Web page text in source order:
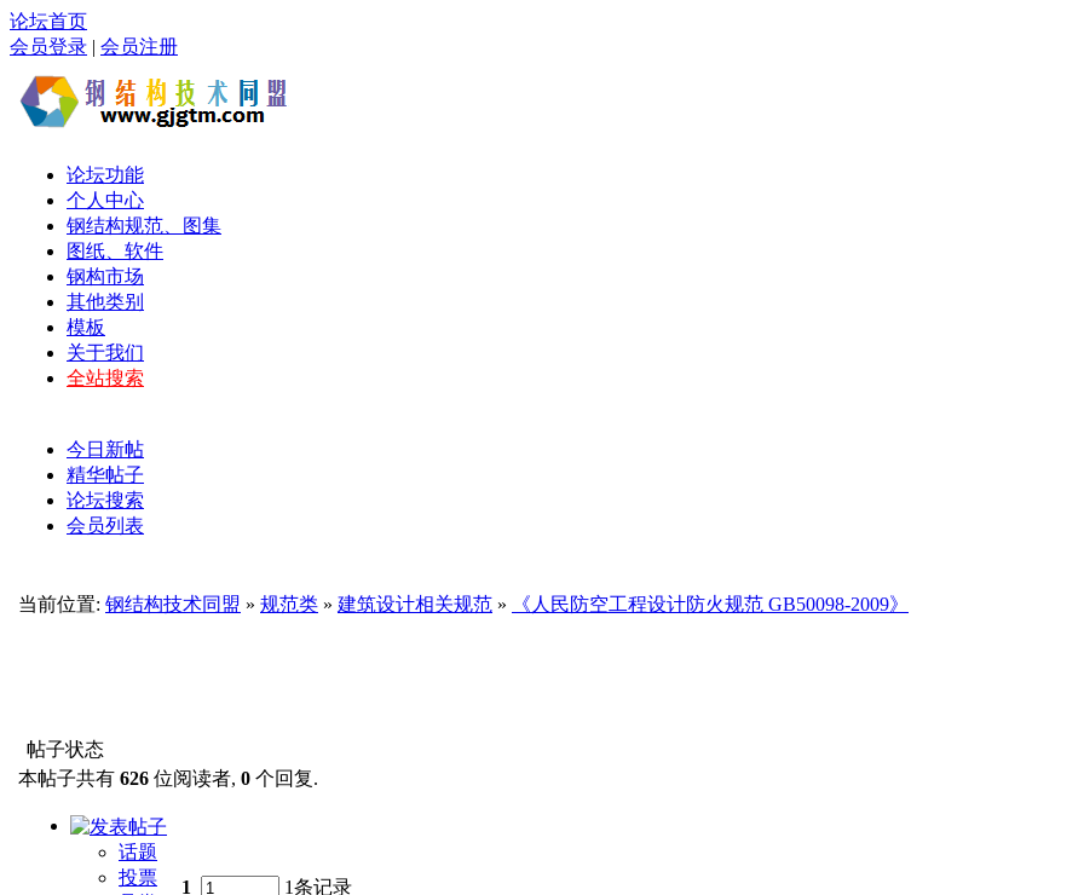
论坛首页
会员登录 | 会员注册
论坛功能
个人中心
钢结构规范、图集
图纸、软件
钢构市场
其他类别
模板
关于我们
全站搜索
今日新帖
精华帖子
论坛搜索
会员列表
当前位置: 钢结构技术同盟 » 规范类 » 建筑设计相关规范 » 《人民防空工程设计防火规范 GB50098-2009》
帖子状态
本帖子共有 626 位阅读者, 0 个回复.
话题
投票
1 1条记录